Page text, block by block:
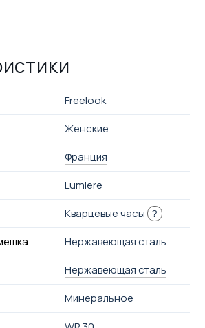
Freelook
Женские
Франция
Lumiere
Кварцевые часы ?
Нержавеющая сталь
Нержавеющая сталь
Минеральное